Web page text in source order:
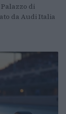
di
da Audi Italia